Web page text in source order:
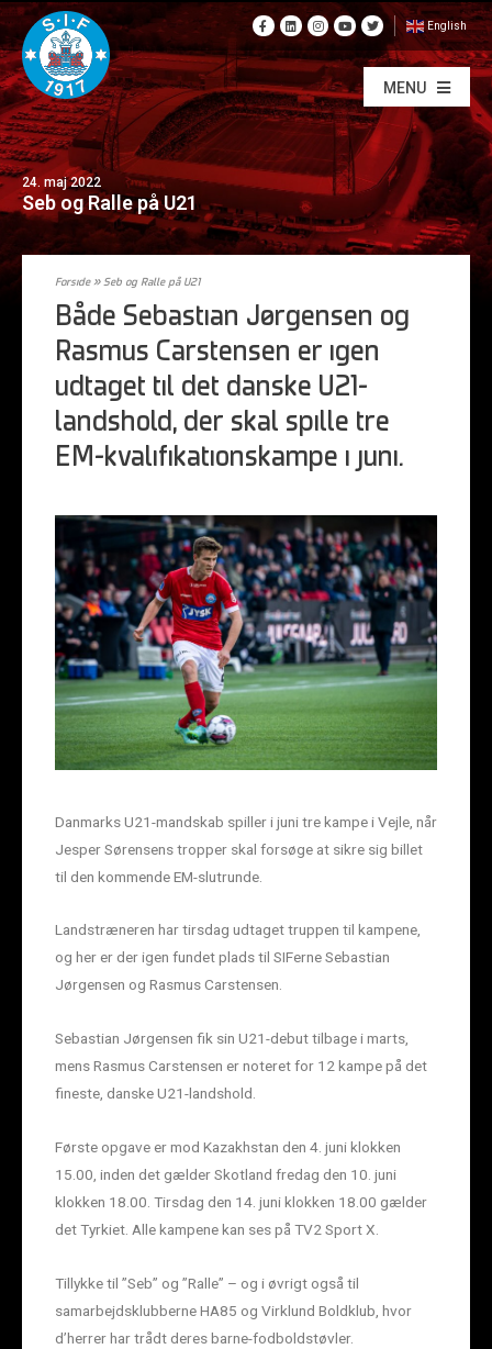
English
MENU
24. maj 2022
Seb og Ralle på U21
Forside»Seb og Ralle på U21
Både Sebastian Jørgensen og
Rasmus Carstensen er igen
udtaget til det danske U21-
landshold, der skal spille tre
EM-kvalifikationskampe i juni.
Danmarks U21-mandskab spiller i juni tre kampe i Vejle, når
Jesper Sørensens tropper skal forsøge at sikre sig billet
til den kommende EM-slutrunde.
Landstræneren har tirsdag udtaget truppen til kampene,
og her er der igen fundet plads til SIFerne Sebastian
Jørgensen og Rasmus Carstensen.
Sebastian Jørgensen fik sin U21-debut tilbage i marts,
mens Rasmus Carstensen er noteret for 12 kampe på det
fineste, danske U21-landshold.
Første opgave er mod Kazakhstan den 4. juni klokken
15.00, inden det gælder Skotland fredag den 10. juni
klokken 18.00. Tirsdag den 14. juni klokken 18.00 gælder
det Tyrkiet. Alle kampene kan ses på TV2 Sport X.
Tillykke til ”Seb” og ”Ralle” – og i øvrigt også til
samarbejdsklubberne HA85 og Virklund Boldklub, hvor
d’herrer har trådt deres barne-fodboldstøvler.